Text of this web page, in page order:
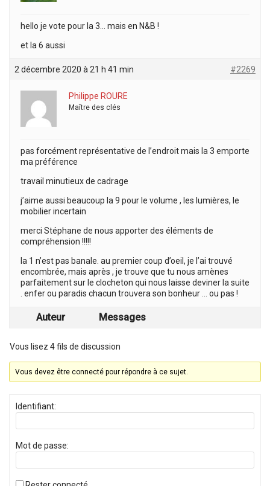
hello je vote pour la 3… mais en N&B !
et la 6 aussi
2 décembre 2020 à 21 h 41 min #2269
Philippe ROURE
Maître des clés
pas forcément représentative de l’endroit mais la 3 emporte
ma préférence
travail minutieux de cadrage
j’aime aussi beaucoup la 9 pour le volume , les lumières, le
mobilier incertain
merci Stéphane de nous apporter des éléments de
compréhension !!!!!
la 1 n’est pas banale. au premier coup d’oeil, je l’ai trouvé
encombrée, mais après , je trouve que tu nous amènes
parfaitement sur le clocheton qui nous laisse deviner la suite
. enfer ou paradis chacun trouvera son bonheur … ou pas !
Auteur Messages
Vous lisez 4 fils de discussion
Vous devez être connecté pour répondre à ce sujet.
Identifiant:
Mot de passe: